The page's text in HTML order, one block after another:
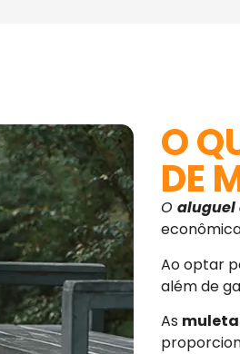
O
DE
O aluguel
Ao optar
além de
As